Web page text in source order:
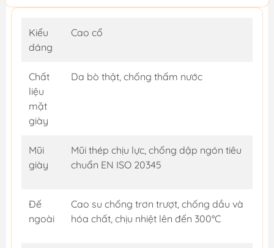
Kiểu
dáng
Cao cổ
Chất
liệu
mặt
giày
Da bò thật, chống thấm nước
Mũi
giày
Mũi thép chịu lực, chống dập ngón tiêu
chuẩn EN ISO 20345
Đế
ngoài
Cao su chống trơn trượt, chống dầu và
hóa chất, chịu nhiệt lên đến 300°C